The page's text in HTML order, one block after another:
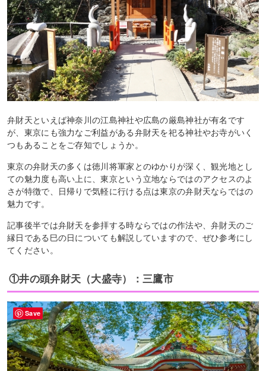
弁財天といえば神奈川の江島神社や広島の厳島神社が有名です
が、東京にも強力なご利益がある弁財天を祀る神社やお寺がいく
つもあることをご存知でしょうか。
東京の弁財天の多くは徳川将軍家とのゆかりが深く、観光地とし
ての魅力度も高い上に、東京という立地ならではのアクセスのよ
さが特徴で、日帰りで気軽に行ける点は東京の弁財天ならではの
魅力です。
記事後半では弁財天を参拝する時ならではの作法や、弁財天のご
縁日である巳の日についても解説していますので、ぜひ参考にし
てください。
①井の頭弁財天（大盛寺）：三鷹市
Save